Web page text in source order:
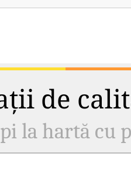
de
la hartă cu